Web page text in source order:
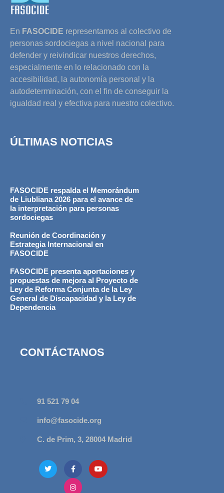
En FASOCIDE representamos al colectivo de
personas sordociegas a nivel nacional para
defender y reivindicar nuestros derechos,
especialmente en lo relacionado con la
accesibilidad, la autonomía personal y la
autodeterminación, con el fin de conseguir la
igualdad real y efectiva para nuestro colectivo.
ÚLTIMAS NOTICIAS
FASOCIDE respalda el Memorándum
de Liubliana 2026 para el avance de
la interpretación para personas
sordociegas
Reunión de Coordinación y
Estrategia Internacional en
FASOCIDE
FASOCIDE presenta aportaciones y
propuestas de mejora al Proyecto de
Ley de Reforma Conjunta de la Ley
General de Discapacidad y la Ley de
Dependencia
CONTÁCTANOS
91 521 79 04
info@fasocide.org
C. de Prim, 3, 28004 Madrid